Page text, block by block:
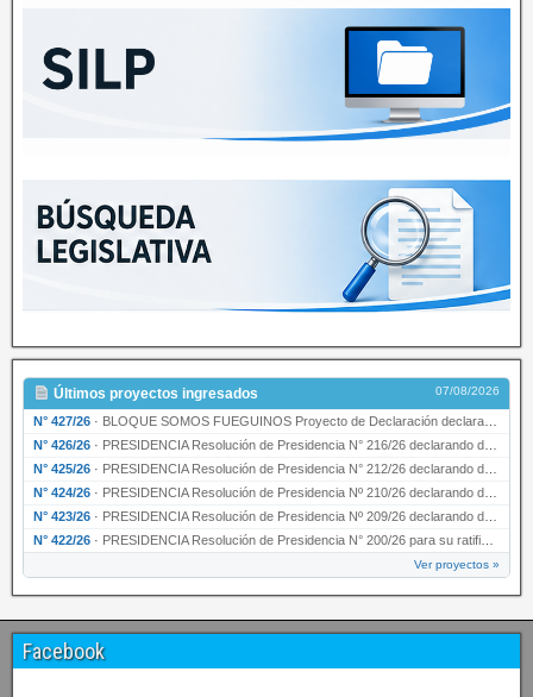
Últimos proyectos ingresados 07/08/2026
N° 427/26 · BLOQUE SOMOS FUEGUINOS Proyecto de Declaración declarando de interés provincial PRESIDENCI…
N° 426/26 · PRESIDENCIA Resolución de Presidencia N° 216/26 declarando de interés provincial la labor …
N° 425/26 · PRESIDENCIA Resolución de Presidencia N° 212/26 declarando de interés provincial el “50° A…
N° 424/26 · PRESIDENCIA Resolución de Presidencia Nº 210/26 declarando de interés provincial el proyec…
N° 423/26 · PRESIDENCIA Resolución de Presidencia Nº 209/26 declarando de interés provincial la presen…
N° 422/26 · PRESIDENCIA Resolución de Presidencia N° 200/26 para su ratificación.
Ver proyectos »
Facebook